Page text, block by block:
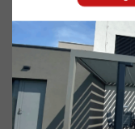
Pergoly Znojmo
Pergoly Břeclav
Pergoly Brno
Pergoly Hodonín
Pergoly Kuřim
Pergoly Zlín